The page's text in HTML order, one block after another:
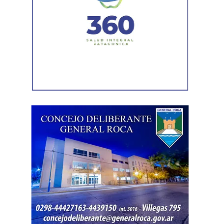
económicas, así como las diferentes oportunidades de
acceso a sus derechos.